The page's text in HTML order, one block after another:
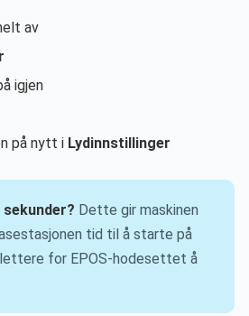
av
igjen
på nytt i Lydinnstillinger
Dette gir maskinen
tid til å starte på
for EPOS-hodesettet å